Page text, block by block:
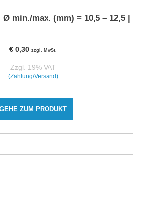
Ø min./max. (mm) = 10,5 – 12,5 |
€ 0,30 zzgl. MwSt.
Zzgl. 19% VAT
(Zahlung/Versand)
GEHE ZUM PRODUKT